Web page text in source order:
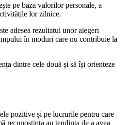
pe baza valorilor personale, a
lor zilnice.
adesea rezultatul unor alegeri
în moduri care nu contribuie la
dintre cele două și să își orienteze
pozitive și pe lucrurile pentru care
recunoștința au tendința de a avea